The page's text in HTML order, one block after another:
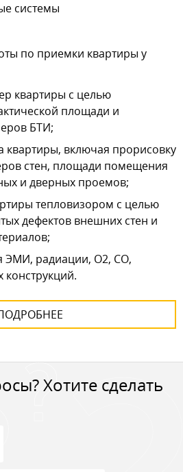
системы
по приемки квартиры у
квартиры с целью
площади и
БТИ;
квартиры, включая прорисовку
стен, площади помещения
и дверных проемов;
тепловизором с целью
дефектов внешних стен и
ЭМИ, радиации, О2, СО,
конструкций.
Хотите сделать